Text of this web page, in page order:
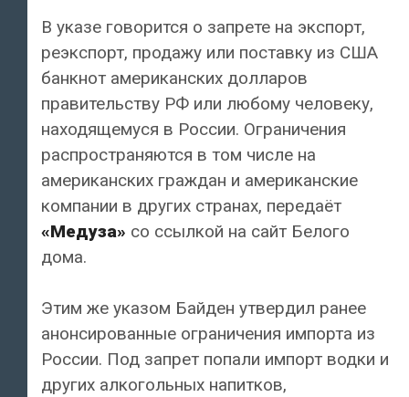
В указе говорится о запрете на экспорт,
реэкспорт, продажу или поставку из США
банкнот американских долларов
правительству РФ или любому человеку,
находящемуся в России. Ограничения
распространяются в том числе на
американских граждан и американские
компании в других странах, передаёт
«Медуза» со ссылкой на сайт Белого
дома.
Этим же указом Байден утвердил ранее
анонсированные ограничения импорта из
России. Под запрет попали импорт водки и
других алкогольных напитков,